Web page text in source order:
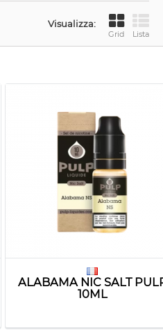
Visualizza:
Grid Lista
ALABAMA NIC SALT
10ML